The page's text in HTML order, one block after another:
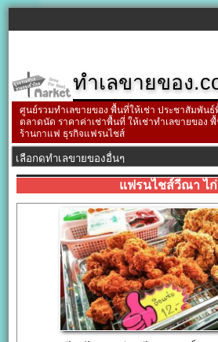
ทำเลขายของ
ศูนย์รวมทำเลขายของ พื้นที่ให้เช่า ประชาสัมพัน
ตลาดนัด ราคาค่าเช่าพื้นที่ ให้เช่าทำเลขายของ
ร้านกาแฟ ธุรกิจแฟรนไชส์
แฟรนไชส์วีณา ไ